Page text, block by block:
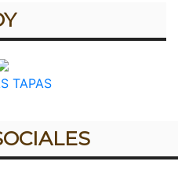
TAPAS